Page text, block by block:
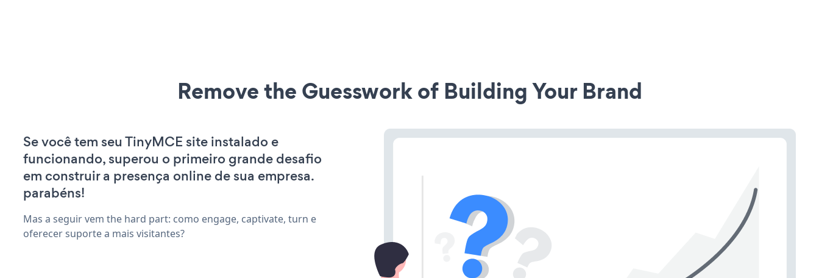
Remove the Guesswork of Building Your Brand
Se você tem seu TinyMCE site instalado e
funcionando, superou o primeiro grande desafio
em construir a presença online de sua empresa.
parabéns!
Mas a seguir vem the hard part: como engage, captivate, turn e
oferecer suporte a mais visitantes?